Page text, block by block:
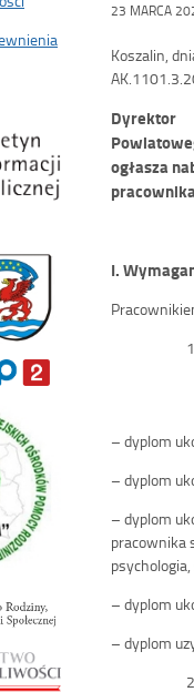
23 MARCA
Koszalin,
Dyrektor
ogłasza
I.
– dyplom
– dyplom
– dyplom
pracownika
– dyplom
– dyplom